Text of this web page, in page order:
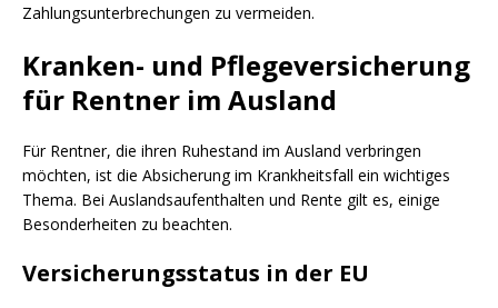
Zahlungsunterbrechungen zu vermeiden.
Kranken- und Pflegeversicherung
für Rentner im Ausland
Für Rentner, die ihren Ruhestand im Ausland verbringen
möchten, ist die Absicherung im Krankheitsfall ein wichtiges
Thema. Bei Auslandsaufenthalten und Rente gilt es, einige
Besonderheiten zu beachten.
Versicherungsstatus in der EU